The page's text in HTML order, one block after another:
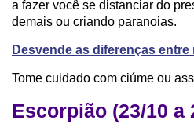
a fazer você se distanciar do
demais ou criando paranoias.
Desvende as diferenças
Tome cuidado com ciúme ou
Escorpião (23/10 a